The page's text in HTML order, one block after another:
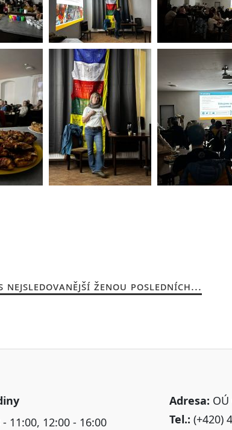
NEJSLEDOVANĚJŠÍ ŽENOU POSLEDNÍCH...
- 11:00, 12:00 - 16:00
Adresa:
Tel.: (+420)